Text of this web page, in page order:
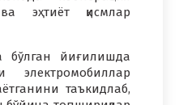
эҳтиёт қисмлар
бўлган йиғилишда
электромобиллар
таъкидлаб,